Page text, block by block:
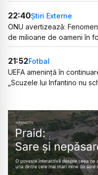
22:40Știri Externe
ONU avertizează:
de milioane de oameni în
21:52Fotbal
UEFA amenință în
„Scuzele lui Infantino nu